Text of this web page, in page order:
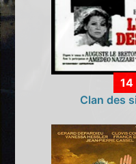
Clan des